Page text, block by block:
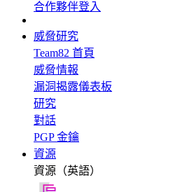
合作夥伴登入
威脅研究
Team82 首頁
威脅情報
漏洞揭露儀表板
研究
對話
PGP 金鑰
資源
資源（英語）